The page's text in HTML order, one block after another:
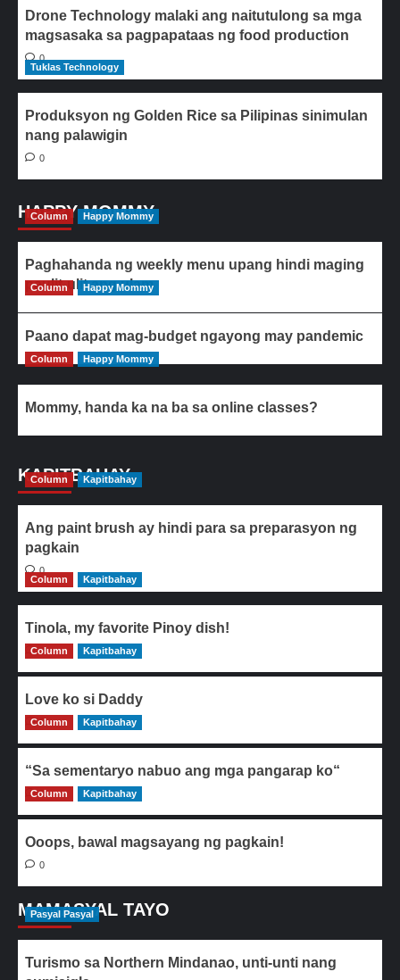
Drone Technology malaki ang naitutulong sa mga
magsasaka sa pagpapataas ng food production
0
Tuklas Technology
Produksyon ng Golden Rice sa Pilipinas sinimulan
nang palawigin
0
HAPPY MOMMY
Column Happy Mommy
Paghahanda ng weekly menu upang hindi maging
paulit-ulit ang ulam
Column Happy Mommy
Paano dapat mag-budget ngayong may pandemic
Column Happy Mommy
Mommy, handa ka na ba sa online classes?
KAPITBAHAY
Column Kapitbahay
Ang paint brush ay hindi para sa preparasyon ng
pagkain
0
Column
Kapitbahay
Tinola, my favorite Pinoy dish!
0
Column Kapitbahay
Love ko si Daddy
0
Column Kapitbahay
“Sa sementaryo nabuo ang mga pangarap ko“
0
Column Kapitbahay
Ooops, bawal magsayang ng pagkain!
0
MAMASYAL TAYO
Pasyal Pasyal
Turismo sa Northern Mindanao, unti-unti nang